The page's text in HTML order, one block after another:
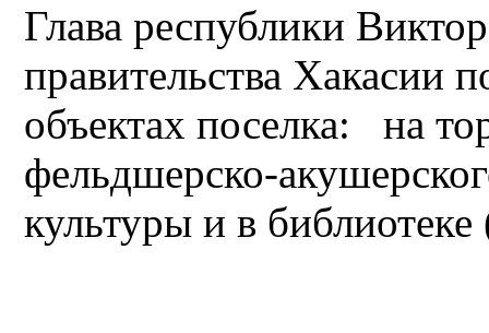
Глава республики
правительства Хакасии
объектах поселка: на
фельдшерско-
культуры и в